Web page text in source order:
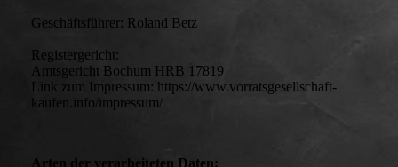
Geschäftsführer: Roland Betz
Registergericht:
Amtsgericht Bochum HRB 17819
Link zum Impressum: https://www.vorratsgesellschaft-
kaufen.info/impressum/
Arten der verarbeiteten Daten: